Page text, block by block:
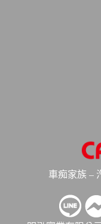
車痴家族 –